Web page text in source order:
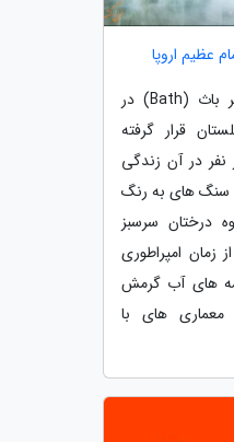
عظیم اروپا
دیدنی های شهر باثشهر باث (Bath) در
قرار گرفته
از 80 هزار نفر در آن زندگی
سنگ های به رنگ
درختان سرسبز
امپراطوری
های آب گرمش
های با